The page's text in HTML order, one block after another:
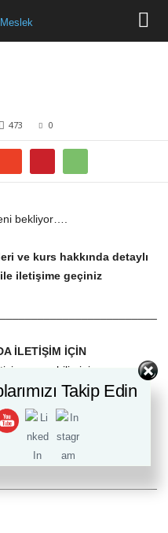
473 0
bekliyor….
ve kurs hakkında detaylı
ile iletişime geçiniz
İLETİŞİM İÇİN
geçebilirsiniz.
İÇİN ;
mesaj olarak “
size dönüş yapacaktır.
Takip Edin